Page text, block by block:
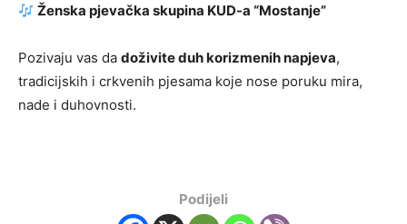
Ženska pjevačka skupina KUD-a “Mostanje”
Pozivaju vas da doživite duh korizmenih napjeva,
tradicijskih i crkvenih pjesama koje nose poruku mira,
nade i duhovnosti.
Podijeli